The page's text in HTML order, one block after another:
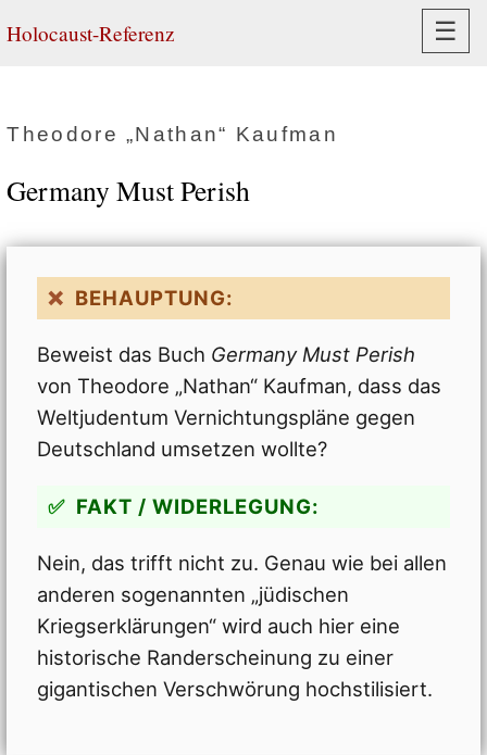
Holocaust-Referenz ☰
Theodore „Nathan“ Kaufman
Germany Must Perish
BEHAUPTUNG:
Beweist das Buch Germany Must Perish
von Theodore „Nathan“ Kaufman, dass das
Weltjudentum Vernichtungspläne gegen
Deutschland umsetzen wollte?
FAKT / WIDERLEGUNG:
Nein, das trifft nicht zu. Genau wie bei allen
anderen sogenannten „jüdischen
Kriegserklärungen“ wird auch hier eine
historische Randerscheinung zu einer
gigantischen Verschwörung hochstilisiert.